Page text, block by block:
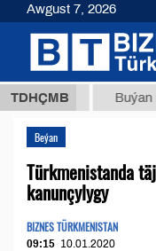
TDHÇMBBuýan köküniň
Beýan
Türkmenistanda
kanunçylygy
BIZNES TÜRKMENISTAN
09:15 10.01.2020
Awgust 7, 2026